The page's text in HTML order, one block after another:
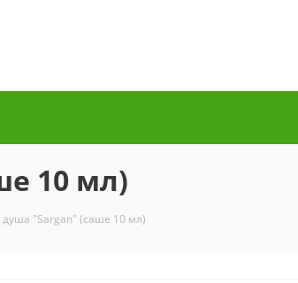
10 мл)
душа "Sargan" (саше 10 мл)